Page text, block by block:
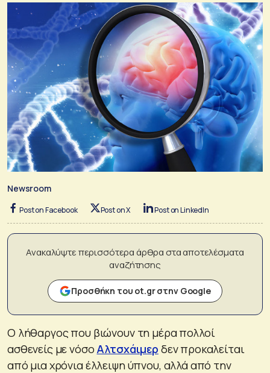
Newsroom
Post on Facebook Post on X Post on LinkedIn
Ανακαλύψτε περισσότερα άρθρα στα αποτελέσματα
αναζήτησης
Προσθήκη του ot.gr στην Google
Ο λήθαργος που βιώνουν τη μέρα πολλοί
ασθενείς με νόσο Αλτσχάιμερ δεν προκαλείται
από μια χρόνια έλλειψη ύπνου, αλλά από την